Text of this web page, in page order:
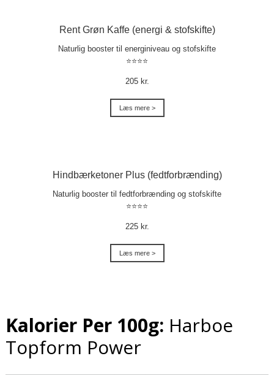
Rent Grøn Kaffe (energi & stofskifte)
Naturlig booster til energiniveau og stofskifte
⭐⭐⭐⭐
205 kr.
Læs mere >
Hindbærketoner Plus (fedtforbrænding)
Naturlig booster til fedtforbrænding og stofskifte
⭐⭐⭐⭐
225 kr.
Læs mere >
Kalorier Per 100g: Harboe
Topform Power